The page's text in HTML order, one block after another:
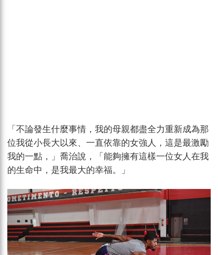
「不論發生什麼事情，我的母親都盡全力重新成為那
位我從小長大以來、一直依靠的女強人，這是最激勵
我的一點，」喬治說，「能夠擁有這樣一位女人在我
的生命中，是我最大的幸福。」